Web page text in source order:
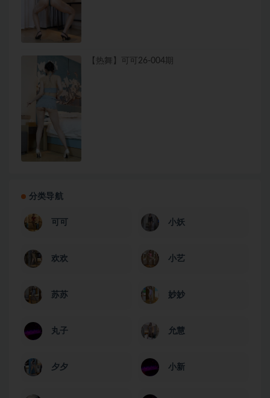
【热舞】可可26-004期
分类导航
可可 小妖
欢欢 小艺
苏苏 妙妙
丸子 允慧
夕夕 小新